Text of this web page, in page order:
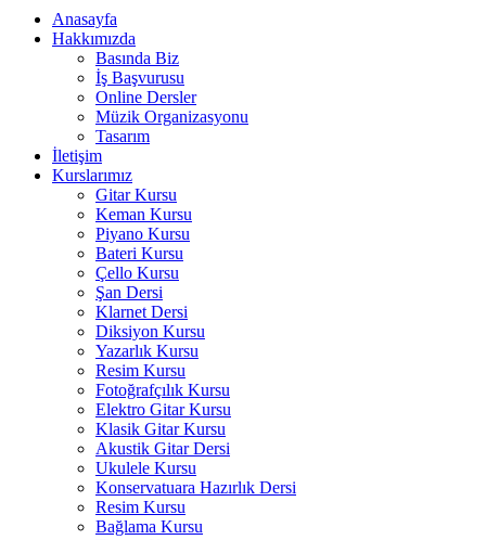
Anasayfa
Hakkımızda
Basında Biz
İş Başvurusu
Online Dersler
Müzik Organizasyonu
Tasarım
İletişim
Kurslarımız
Gitar Kursu
Keman Kursu
Piyano Kursu
Bateri Kursu
Çello Kursu
Şan Dersi
Klarnet Dersi
Diksiyon Kursu
Yazarlık Kursu
Resim Kursu
Fotoğrafçılık Kursu
Elektro Gitar Kursu
Klasik Gitar Kursu
Akustik Gitar Dersi
Ukulele Kursu
Konservatuara Hazırlık Dersi
Resim Kursu
Bağlama Kursu